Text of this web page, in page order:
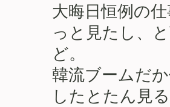
大晦日恒例の
っと見たし、
ど。
韓流ブームだ
したとたん見